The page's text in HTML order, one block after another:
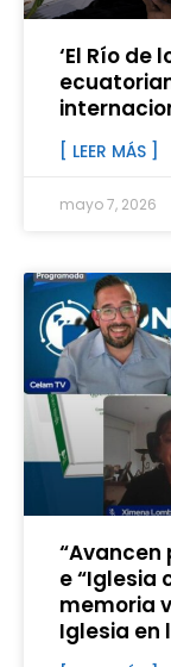
‘El Río de
[ LEER MÁS ]
mayo 7, 2026
e “Iglesia
memoria
Iglesia en